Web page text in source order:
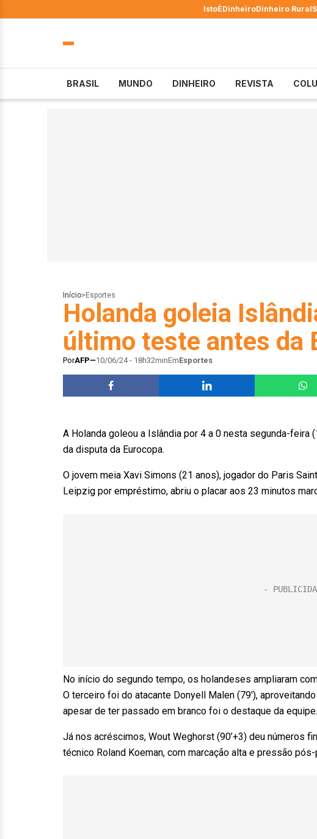
IstoÉDinheiroDinheiro Rural
BRASIL MUNDO DINHEIRO REVISTA
Início> Esportes
Holanda goleia
último teste antes da
PorAFP 10/06/24 - 18h32minEmEsportes
A Holanda goleou a Islândia por 4 a 0 nesta segunda-feira
da disputa da Eurocopa.
O jovem meia Xavi Simons (21 anos), jogador do Paris
Leipzig por empréstimo, abriu o placar aos 23 minutos
No início do segundo tempo, os holandeses ampliaram
O terceiro foi do atacante Donyell Malen (79′),
apesar de ter passado em branco foi o destaque da equipe.
Já nos acréscimos, Wout Weghorst (90’+3) deu números
técnico Roland Koeman, com marcação alta e pressão pós-